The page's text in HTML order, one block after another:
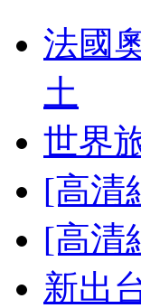
法國
土
世界
[高清
[高清
新出